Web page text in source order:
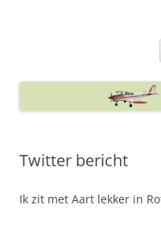
Twitter bericht
Ik zit met Aart lekker in